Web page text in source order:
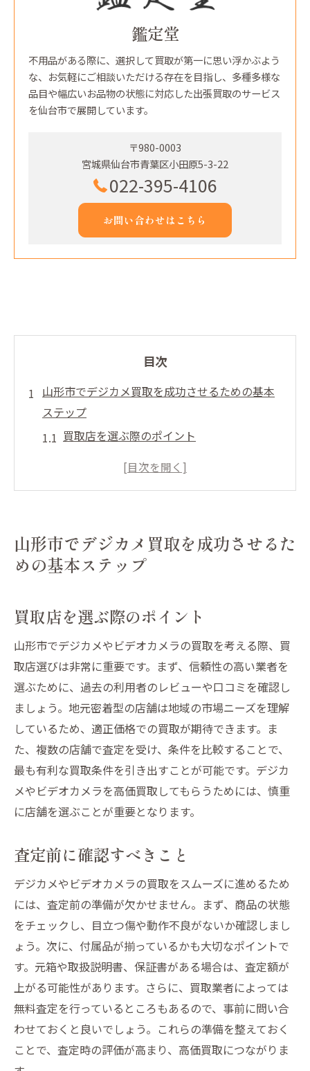
鑑定堂
不用品がある際に、選択して買取が第一に思い浮かぶよう
な、お気軽にご相談いただける存在を目指し、多種多様な
品目や幅広いお品物の状態に対応した出張買取のサービス
を仙台市で展開しています。
〒980-0003
宮城県仙台市青葉区小田原5-3-22
022-395-4106
お問い合わせはこちら
目次
山形市でデジカメ買取を成功させるための基本
ステップ
買取店を選ぶ際のポイント
査定前に確認すべきこと
買取契約の確認事項
デジカメやビデオカメラの高価買取を狙うため
相場を調べておく
付属品を整える重要性
汚れと傷の事前チェック
複数の査定を受けるメリット
高評価を得るためのポイント
プロモーションを活用した買取
買取価格を最大化するために知っておくべき査
定ポイント
モデルの人気度と希少性
付加価値を高める方法
査定時の交渉テクニック
季節やタイミングの影響
市場動向を反映した価格設定
市場動向を踏まえた山形市でのビデオカメラ買
取の効果的戦略
最新トレンドを把握する
需要と供給のバランスを見極める
ターゲット顧客を特定する
山形市でデジカメ買取を成功させるた
めの基本ステップ
買取店を選ぶ際のポイント
山形市でデジカメやビデオカメラの買取を考える際、買
取店選びは非常に重要です。まず、信頼性の高い業者を
選ぶために、過去の利用者のレビューや口コミを確認し
ましょう。地元密着型の店舗は地域の市場ニーズを理解
しているため、適正価格での買取が期待できます。ま
た、複数の店舗で査定を受け、条件を比較することで、
最も有利な買取条件を引き出すことが可能です。デジカ
メやビデオカメラを高価買取してもらうためには、慎重
に店舗を選ぶことが重要となります。
査定前に確認すべきこと
デジカメやビデオカメラの買取をスムーズに進めるため
には、査定前の準備が欠かせません。まず、商品の状態
をチェックし、目立つ傷や動作不良がないか確認しまし
ょう。次に、付属品が揃っているかも大切なポイントで
す。元箱や取扱説明書、保証書がある場合は、査定額が
上がる可能性があります。さらに、買取業者によっては
無料査定を行っているところもあるので、事前に問い合
わせておくと良いでしょう。これらの準備を整えておく
ことで、査定時の評価が高まり、高価買取につながりま